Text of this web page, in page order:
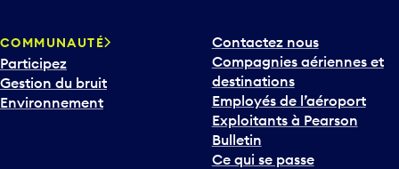
COMMUNAUTÉ
Participez
Gestion du bruit
Environnement
Contactez nous
Compagnies aériennes et
destinations
Employés de l’aéroport
Exploitants à Pearson
Bulletin
Ce qui se passe